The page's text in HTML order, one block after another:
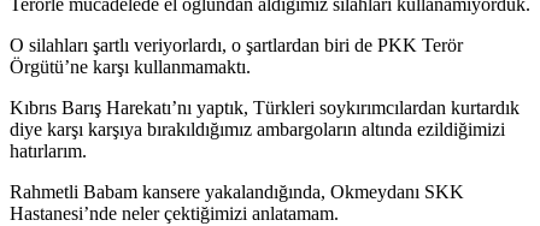
Terörle mücadelede el oğlundan aldığımız silahları kullanamıyorduk.
O silahları şartlı veriyorlardı, o şartlardan biri de PKK Terör
Örgütü’ne karşı kullanmamaktı.
Kıbrıs Barış Harekatı’nı yaptık, Türkleri soykırımcılardan kurtardık
diye karşı karşıya bırakıldığımız ambargoların altında ezildiğimizi
hatırlarım.
Rahmetli Babam kansere yakalandığında, Okmeydanı SKK
Hastanesi’nde neler çektiğimizi anlatamam.